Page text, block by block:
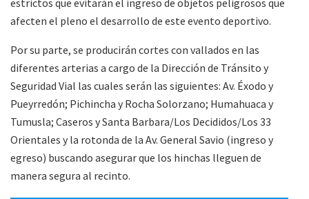
afecten el pleno el desarrollo de este evento deportivo.
Por su parte, se producirán cortes con vallados en las
diferentes arterias a cargo de la Dirección de Tránsito y
Seguridad Vial las cuales serán las siguientes: Av. Éxodo y
Pueyrredón; Pichincha y Rocha Solorzano; Humahuaca y
Tumusla; Caseros y Santa Barbara/Los Decididos/Los 33
Orientales y la rotonda de la Av. General Savio (ingreso y
egreso) buscando asegurar que los hinchas lleguen de
manera segura al recinto.